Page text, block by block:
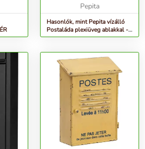
Pepita
Hasonlók, mint Pepita vízálló
Postaláda plexiüveg ablakkal -
fekete